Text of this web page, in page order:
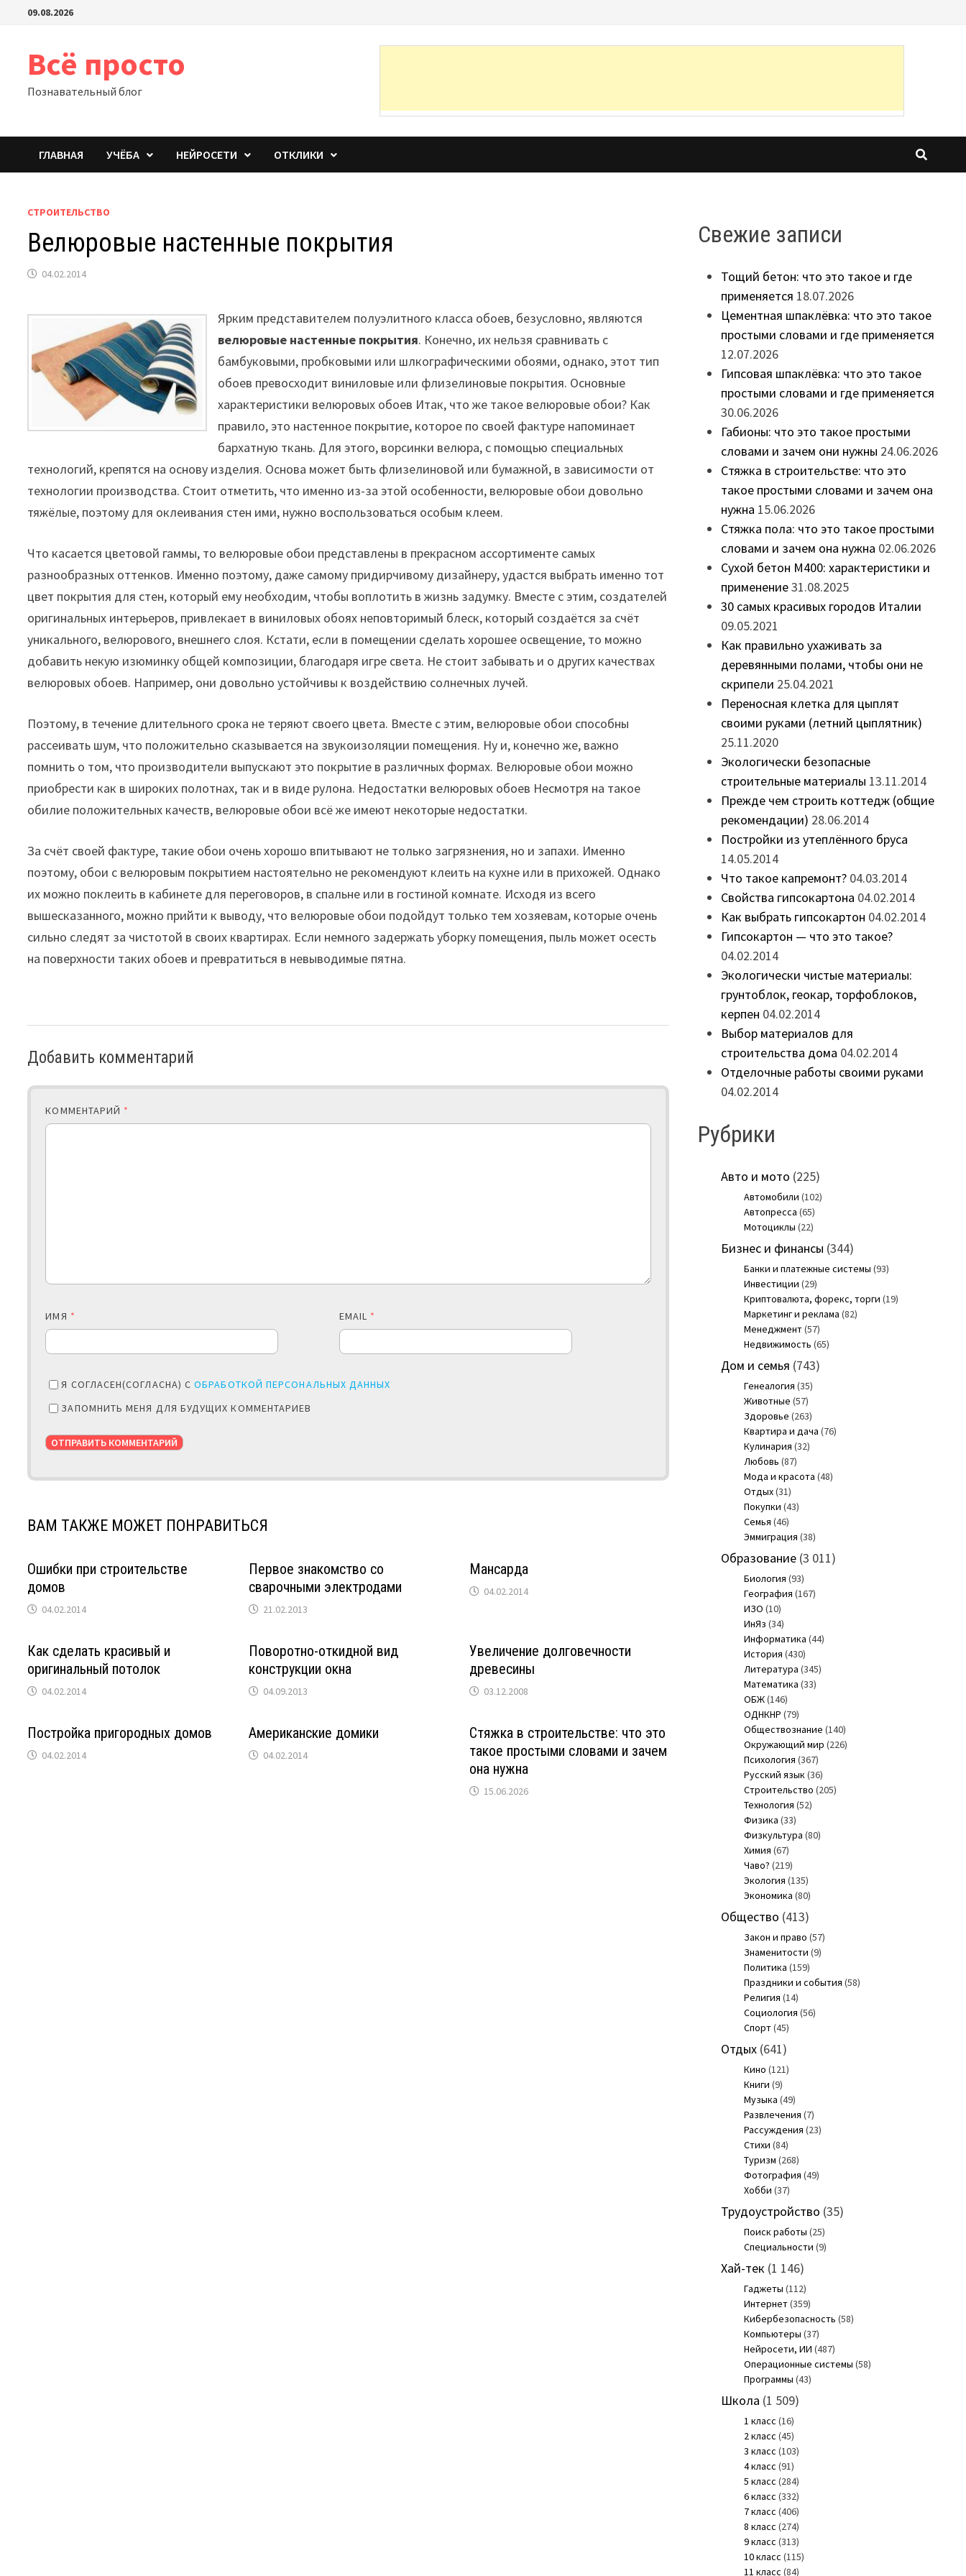
Перейти09.08.2026
Всё просто
Познавательный блог
ГЛАВНАЯ УЧЁБА НЕЙРОСЕТИ ОТКЛИКИ
СТРОИТЕЛЬСТВО
Велюровые настенные покрытия
04.02.2014
Ярким представителем полуэлитного класса обоев, безусловно, являются
велюровые настенные покрытия. Конечно, их нельзя сравнивать с
бамбуковыми, пробковыми или шлкографическими обоями, однако, этот тип
обоев превосходит виниловые или флизелиновые покрытия. Основные
характеристики велюровых обоев Итак, что же такое велюровые обои? Как
правило, это настенное покрытие, которое по своей фактуре напоминает
бархатную ткань. Для этого, ворсинки велюра, с помощью специальных
технологий, крепятся на основу изделия. Основа может быть флизелиновой или бумажной, в зависимости от
технологии производства. Стоит отметить, что именно из-за этой особенности, велюровые обои довольно
тяжёлые, поэтому для оклеивания стен ими, нужно воспользоваться особым клеем.
Что касается цветовой гаммы, то велюровые обои представлены в прекрасном ассортименте самых
разнообразных оттенков. Именно поэтому, даже самому придирчивому дизайнеру, удастся выбрать именно тот
цвет покрытия для стен, который ему необходим, чтобы воплотить в жизнь задумку. Вместе с этим, создателей
оригинальных интерьеров, привлекает в виниловых обоях неповторимый блеск, который создаётся за счёт
уникального, велюрового, внешнего слоя. Кстати, если в помещении сделать хорошее освещение, то можно
добавить некую изюминку общей композиции, благодаря игре света. Не стоит забывать и о других качествах
велюровых обоев. Например, они довольно устойчивы к воздействию солнечных лучей.
Поэтому, в течение длительного срока не теряют своего цвета. Вместе с этим, велюровые обои способны
рассеивать шум, что положительно сказывается на звукоизоляции помещения. Ну и, конечно же, важно
помнить о том, что производители выпускают это покрытие в различных формах. Велюровые обои можно
приобрести как в широких полотнах, так и в виде рулона. Недостатки велюровых обоев Несмотря на такое
обилие положительных качеств, велюровые обои всё же имеют некоторые недостатки.
За счёт своей фактуре, такие обои очень хорошо впитывают не только загрязнения, но и запахи. Именно
поэтому, обои с велюровым покрытием настоятельно не рекомендуют клеить на кухне или в прихожей. Однако
их можно поклеить в кабинете для переговоров, в спальне или в гостиной комнате. Исходя из всего
вышесказанного, можно прийти к выводу, что велюровые обои подойдут только тем хозяевам, которые очень
сильно следят за чистотой в своих квартирах. Если немного задержать уборку помещения, пыль может осесть
на поверхности таких обоев и превратиться в невыводимые пятна.
Добавить комментарий
КОММЕНТАРИЙ *
ИМЯ * EMAIL *
Я СОГЛАСЕН(СОГЛАСНА) СОБРАБОТКОЙ ПЕРСОНАЛЬНЫХ ДАННЫХ
ЗАПОМНИТЬ МЕНЯ ДЛЯ БУДУЩИХ КОММЕНТАРИЕВ
ВАМ ТАКЖЕ МОЖЕТ ПОНРАВИТЬСЯ
Ошибки при строительстве
домов
04.02.2014
Первое знакомство со
сварочными электродами
21.02.2013
Мансарда
04.02.2014
Как сделать красивый и
оригинальный потолок
04.02.2014
Поворотно-откидной вид
конструкции окна
04.09.2013
Увеличение долговечности
древесины
03.12.2008
Постройка пригородных домов
04.02.2014
Американские домики
04.02.2014
Стяжка в строительстве: что это
такое простыми словами и зачем
она нужна
15.06.2026
Свежие записи
Тощий бетон: что это такое и где
применяется 18.07.2026
Цементная шпаклёвка: что это такое
простыми словами и где применяется
12.07.2026
Гипсовая шпаклёвка: что это такое
простыми словами и где применяется
30.06.2026
Габионы: что это такое простыми
словами и зачем они нужны 24.06.2026
Стяжка в строительстве: что это
такое простыми словами и зачем она
нужна 15.06.2026
Стяжка пола: что это такое простыми
словами и зачем она нужна 02.06.2026
Сухой бетон М400: характеристики и
применение31.08.2025
30 самых красивых городов Италии
09.05.2021
Как правильно ухаживать за
деревянными полами, чтобы они не
скрипели 25.04.2021
Переносная клетка для цыплят
своими руками (летний цыплятник)
25.11.2020
Экологически безопасные
строительные материалы 13.11.2014
Прежде чем строить коттедж (общие
рекомендации) 28.06.2014
Постройки из утеплённого бруса
14.05.2014
Что такое капремонт? 04.03.2014
Свойства гипсокартона 04.02.2014
Как выбрать гипсокартон 04.02.2014
Гипсокартон — что это такое?
04.02.2014
Экологически чистые материалы:
грунтоблок, геокар, торфоблоков,
керпен 04.02.2014
Выбор материалов для
строительства дома 04.02.2014
Отделочные работы своими руками
04.02.2014
Рубрики
Авто и мото (225)
Автомобили (102)
Автопресса (65)
Мотоциклы (22)
Бизнес и финансы (344)
Банки и платежные системы (93)
Инвестиции (29)
Криптовалюта, форекс, торги (19)
Маркетинг и реклама (82)
Менеджмент(57)
Недвижимость (65)
Дом и семья (743)
Генеалогия (35)
Животные (57)
Здоровье (263)
Квартира и дача (76)
Кулинария (32)
Любовь (87)
Мода и красота (48)
Отдых(31)
Покупки (43)
Семья (46)
Эммиграция (38)
Образование(3 011)
Биология (93)
География (167)
ИЗО (10)
ИнЯз (34)
Информатика (44)
История (430)
Литература (345)
Математика (33)
ОБЖ(146)
ОДНКНР (79)
Обществознание (140)
Окружающий мир (226)
Психология (367)
Русский язык(36)
Строительство (205)
Технология (52)
Физика (33)
Физкультура (80)
Химия (67)
Чаво? (219)
Экология (135)
Экономика (80)
Общество (413)
Закон и право (57)
Знаменитости (9)
Политика (159)
Праздники и события (58)
Религия (14)
Социология (56)
Спорт(45)
Отдых(641)
Кино (121)
Книги (9)
Музыка (49)
Развлечения (7)
Рассуждения (23)
Стихи (84)
Туризм (268)
Фотография (49)
Хобби (37)
Трудоустройство (35)
Поиск работы (25)
Специальности (9)
Хай-тек (1 146)
Гаджеты (112)
Интернет(359)
Кибербезопасность (58)
Компьютеры (37)
Нейросети, ИИ (487)
Операционные системы (58)
Программы (43)
Школа (1 509)
1 класс (16)
2 класс (45)
3 класс (103)
4 класс (91)
5 класс (284)
6 класс (332)
7 класс (406)
8 класс (274)
9 класс (313)
10 класс (115)
11 класс (84)